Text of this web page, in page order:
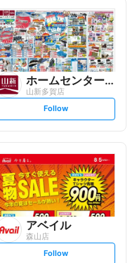
l
o
w
ホームセンター 山新
山新多賀店
s
t
l
o
w
Follow
アベイル
森山店
s
Follow